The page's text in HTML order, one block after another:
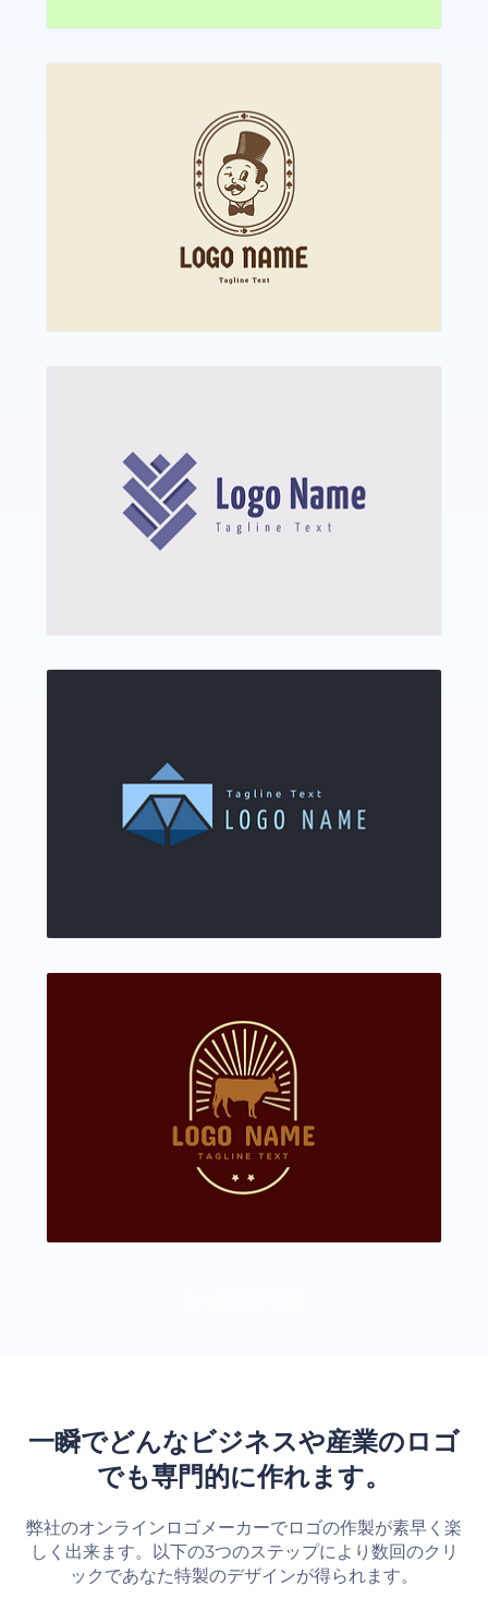
一瞬でどんなビジネスや産業のロゴ
でも専門的に作れます。
弊社のオンラインロゴメーカーでロゴの作製が素早く楽
しく出来ます。以下の3つのステップにより数回のクリ
ックであなた特製のデザインが得られます。